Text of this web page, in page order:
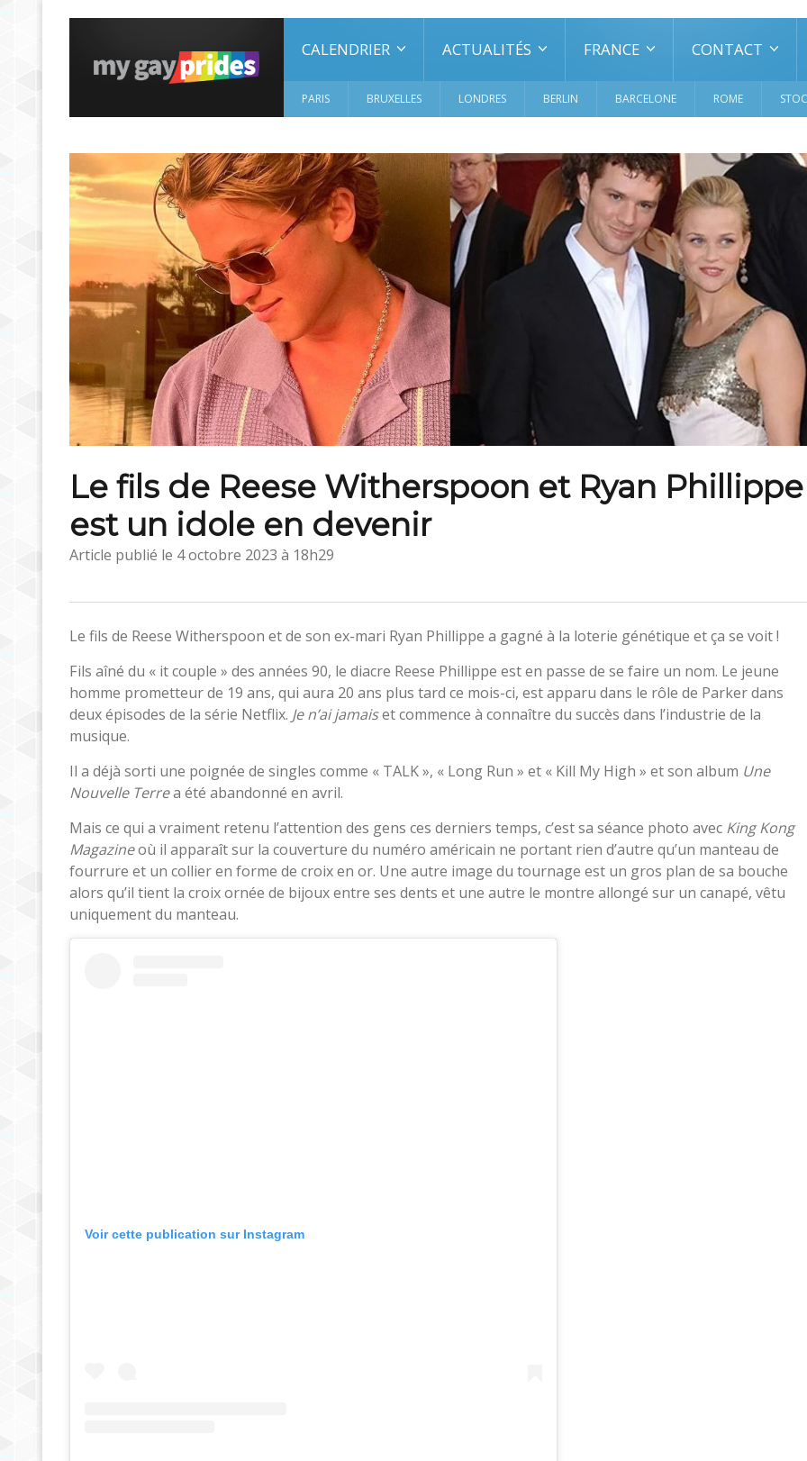
CALENDRIER ACTUALITÉS FRANCE CONTACT
PARIS BRUXELLES LONDRES BERLIN BARCELONE ROME
Le fils de Reese Witherspoon et Ryan Phillippe
est un idole en devenir
Article publié le 4 octobre 2023 à 18h29
Le fils de Reese Witherspoon et de son ex-mari Ryan Phillippe a gagné à la loterie génétique et ça se voit !
Fils aîné du « it couple » des années 90, le diacre Reese Phillippe est en passe de se faire un nom. Le jeune
homme prometteur de 19 ans, qui aura 20 ans plus tard ce mois-ci, est apparu dans le rôle de Parker dans
deux épisodes de la série Netflix. Je n’ai jamaiset commence à connaître du succès dans l’industrie de la
musique.
Il a déjà sorti une poignée de singles comme « TALK », « Long Run » et « Kill My High » et son album Une
Nouvelle Terrea été abandonné en avril.
Mais ce qui a vraiment retenu l’attention des gens ces derniers temps, c’est sa séance photo avec King Kong
Magazineoù il apparaît sur la couverture du numéro américain ne portant rien d’autre qu’un manteau de
fourrure et un collier en forme de croix en or. Une autre image du tournage est un gros plan de sa bouche
alors qu’il tient la croix ornée de bijoux entre ses dents et une autre le montre allongé sur un canapé, vêtu
uniquement du manteau.
Voir cette publication sur Instagram